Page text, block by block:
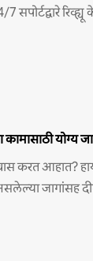
सपोर्टद्वारे
योग्य
करत आहात?
जागांसह